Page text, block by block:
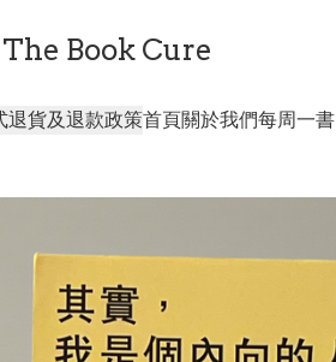
Book Cure
退貨及退款政策首頁關於我們每周一書